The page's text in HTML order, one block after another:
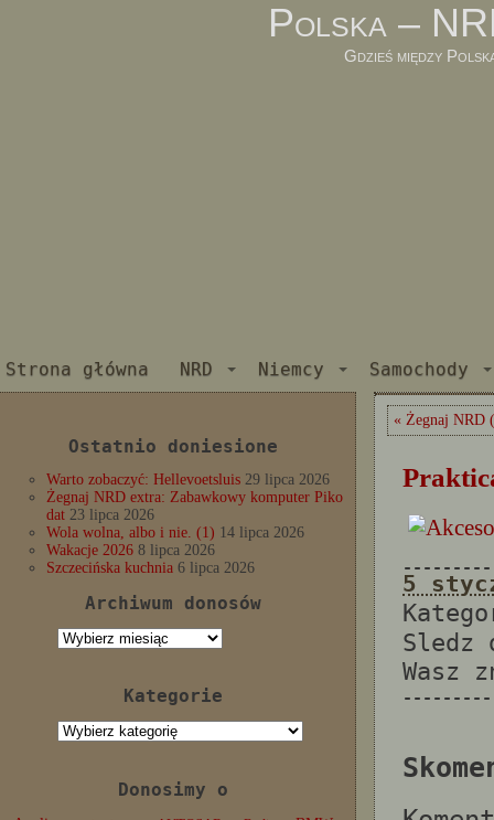
Polska –
Gdzieś między
Strona główna NRD Niemcy Samochody
Ostatnio doniesione
Warto zobaczyć: Hellevoetsluis 29 lipca 2026
Żegnaj NRD extra: Zabawkowy komputer Piko
dat 23 lipca 2026
Wola wolna, albo i nie. (1) 14 lipca 2026
Wakacje 2026 8 lipca 2026
Szczecińska kuchnia 6 lipca 2026
Archiwum donosów
Archiwum
Kategorie
Kategorie
Donosimy o
« Żegnaj NRD
5
Sledz
Wasz